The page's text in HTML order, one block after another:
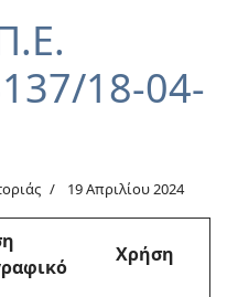
18-04-
19 Απριλίου 2024
Χρήση